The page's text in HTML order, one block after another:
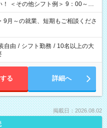
～
など！その他のお時間もOKで
月～の就業、短期もご相談くださ
自由 / シフト勤務 / 10名以上の大
る 詳細へ
掲載日：2026.08.02